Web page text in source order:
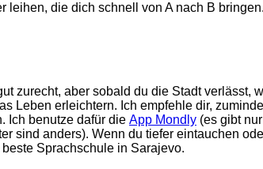
leihen, die dich schnell von A nach B
zurecht, aber sobald du die Stadt verlässt,
Leben erleichtern. Ich empfehle dir,
Ich benutze dafür die App Mondly (es gibt
sind anders). Wenn du tiefer eintauchen
beste Sprachschule in Sarajevo.